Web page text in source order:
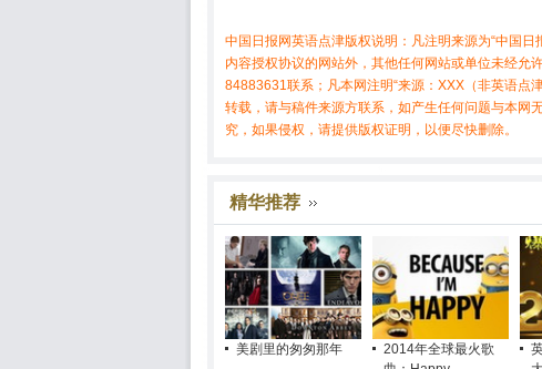
中国日报网英语点津版权说明：凡注明来源为“中国
内容授权协议的网站外，其他任何网站或单位未经允
84883631联系；凡本网注明“来源：XXX（非英语点
转载，请与稿件来源方联系，如产生任何问题与本网
究，如果侵权，请提供版权证明，以便尽快删除。
精华推荐
美剧里的匆匆那年
2014年全球最火歌